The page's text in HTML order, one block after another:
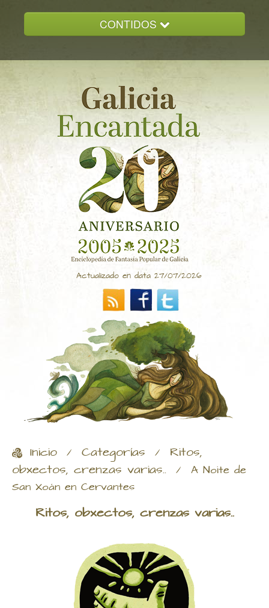
CONTIDOS
GALICIA ENCANTADA
DOCUMENTACION
NOVAS
CONTACTO
Actualizado en data 27/07/2026
Inicio / Categorías / Ritos,
obxectos, crenzas varias.. / A Noite de
San Xoán en Cervantes
Ritos, obxectos, crenzas varias..